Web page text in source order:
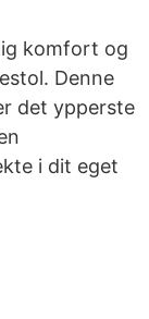
komfort og
Denne
det ypperste
i dit eget